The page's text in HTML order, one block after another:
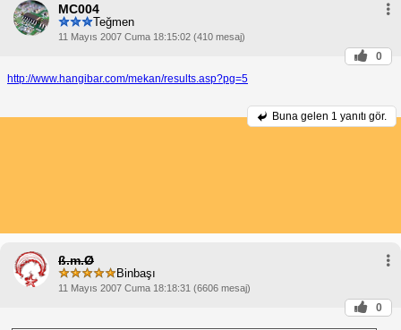
MC004
Teğmen
11 Mayıs 2007 Cuma 18:15:02 (410 mesaj)
0
http://www.hangibar.com/mekan/results.asp?pg=5
Buna gelen 1 yanıtı gör.
ß.m.Ø
Binbaşı
11 Mayıs 2007 Cuma 18:18:31 (6606 mesaj)
0